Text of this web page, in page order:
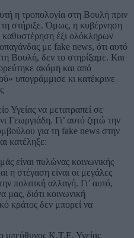
η τροπολογία στη Βουλή πριν
στήριξε. Όμως, η κυβέρνηση
καθυστέρηση έξι ολόκληρων
με fake news, ότι αυτό
Βουλή, δεν το στηρίξαμε. Και
ακόμη και από
υπογράμμισε κι κατέκρινε
Υγείας να μετατραπεί σε
Γεωργιάδη. Γι’ αυτό ζητώ την
για τη fake news στην
κατέληξε:
είναι πυλώνας κοινωνικής
η στέγαση είναι οι μεγάλες
πολιτική αλλαγή. Γι’ αυτό,
μας, διότι κοινωνική
κράτος δεν μπορεί να
υπεύθυνος Κ.Τ.Ε. Υγείας